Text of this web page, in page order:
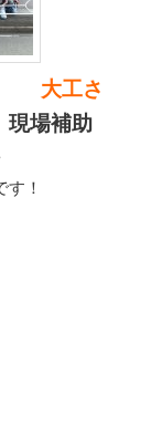
大工さ
現場補助
！